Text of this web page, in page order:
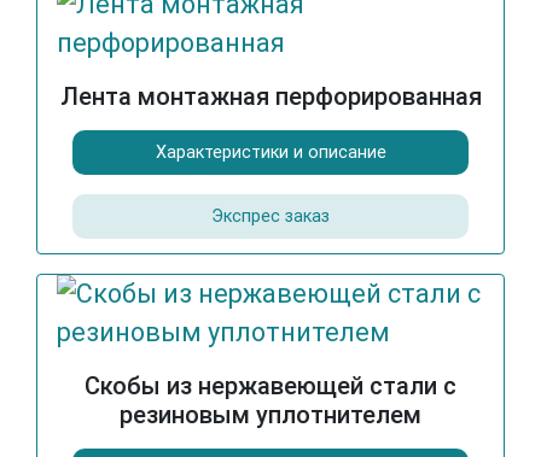
Лента монтажная перфорированная
Характеристики и описание
Экспрес заказ
Скобы из нержавеющей стали с
резиновым уплотнителем